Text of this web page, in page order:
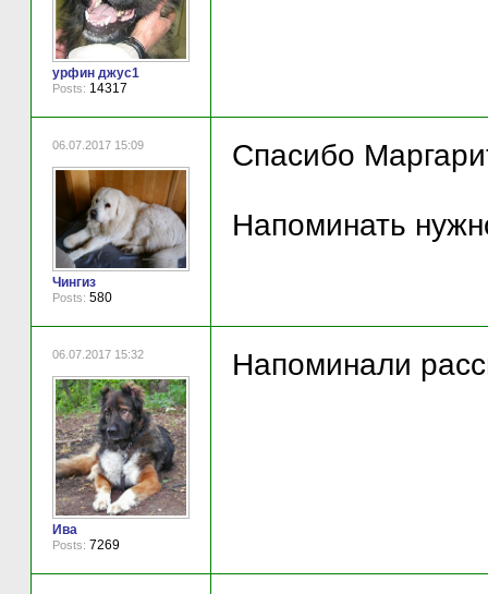
урфин джус1
Posts: 14317
06.07.2017 15:09
Чингиз
Posts: 580
Спасибо
Напоминать
06.07.2017 15:32
Ива
Posts: 7269
Напоминали